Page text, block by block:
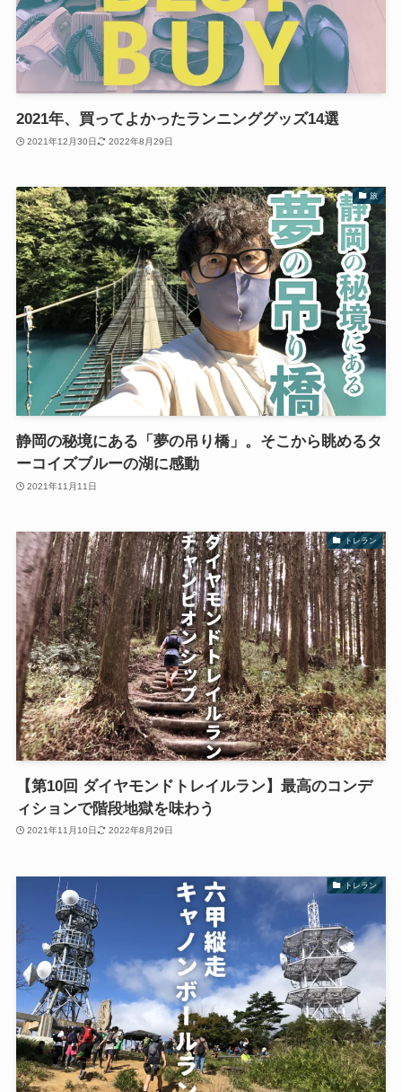
2021年、買ってよかったランニンググッズ14選
2021年12月30日 2022年8月29日
旅
静岡の秘境にある「夢の吊り橋」。そこから眺めるタ
ーコイズブルーの湖に感動
2021年11月11日
トレラン
【第10回 ダイヤモンドトレイルラン】最高のコンデ
ィションで階段地獄を味わう
2021年11月10日 2022年8月29日
トレラン